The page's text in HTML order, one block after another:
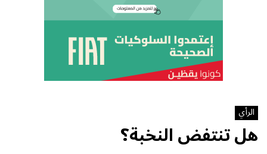
الرأي
هل‮ ‬تنتفض‮ ‬النخبة؟